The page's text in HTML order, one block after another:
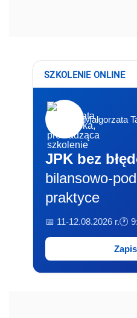
SZKOLENIE ONLINE
Małgorzata
JPK bez
bilansowo-
praktyce
📅 11-12.08.2026 r.🕐